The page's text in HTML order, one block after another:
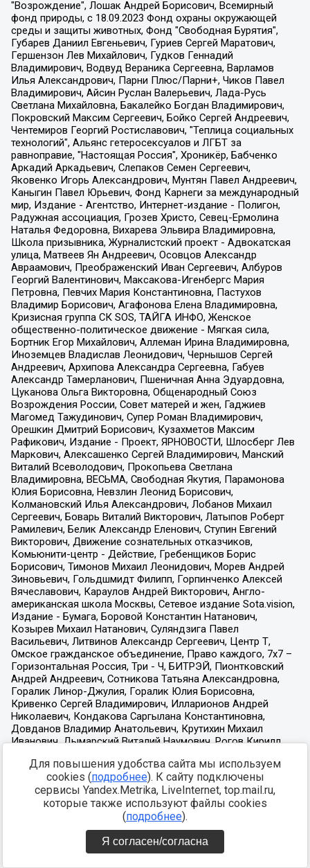
Для повышения удобства сайта мы используем
cookies (подробнее). К сайту подключены
сервисы Yandex.Metrika, LiveInternet, top.mail.ru,
которые также используют файлы cookies
(подробнее).
Я согласен/согласна